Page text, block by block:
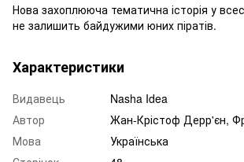
Нова захоплююча тематична історія у
не залишить байдужими юних піратів.
Характеристики
Видавець
Nasha Idea
Автор
Жан-Крістоф Дерр'єн,
Мова
Українська